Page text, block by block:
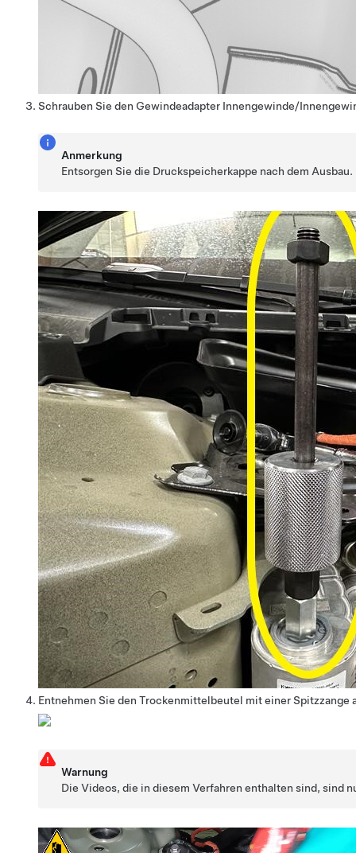
Schrauben Sie den Gewindeadapter Innengewinde/
Anmerkung
Entsorgen Sie die Druckspeicherkappe nach dem Ausbau.
Entnehmen Sie den Trockenmittelbeutel mit einer Spitzzange
Warnung
Die Videos, die in diesem Verfahren enthalten sind, sind